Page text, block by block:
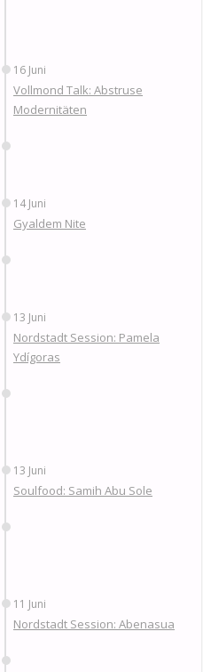
16 Juni
Vollmond Talk: Abstruse
Modernitäten
14 Juni
Gyaldem Nite
13 Juni
Nordstadt Session: Pamela
Ydígoras
13 Juni
Soulfood: Samih Abu Sole
11 Juni
Nordstadt Session: Abenasua